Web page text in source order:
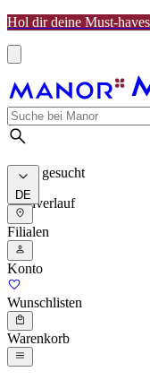
Hol dir deine Must-
Meist gesucht
Suchverlauf
DE
Filialen
Konto
Wunschlisten
Warenkorb